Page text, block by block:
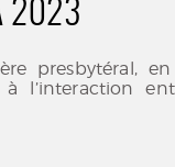
2023
presbytéral, en
à l’interaction